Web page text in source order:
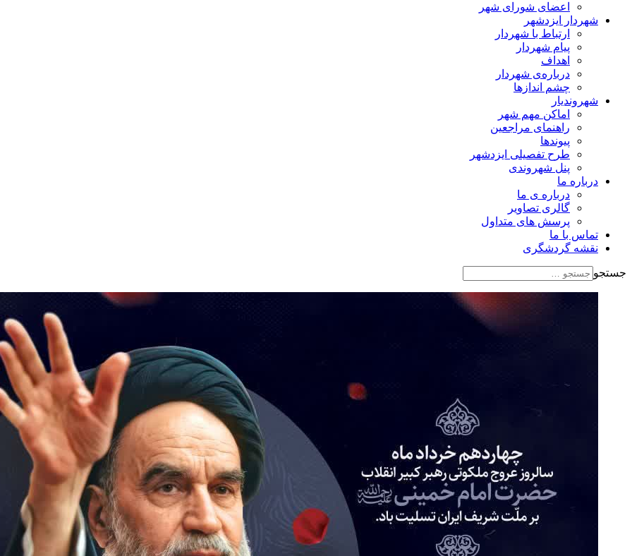
اعضای شورای شهر
شهردار ایزدشهر
ارتباط با شهردار
پیام شهردار
اهداف
درباره‌ی شهردار
چشم اندازها
شهروندیار
اماکن مهم شهر
راهنمای مراجعین
پیوند‌ها
طرح تفصیلی ایزدشهر
پنل شهروندی
درباره ما
درباره ی ما
گالری تصاویر
پرسش های متداول
تماس با ما
نقشه گردشگری
جستجو